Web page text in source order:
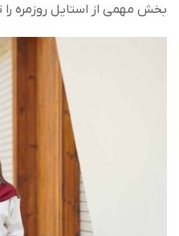
بخش مهمی از استایل روزمره